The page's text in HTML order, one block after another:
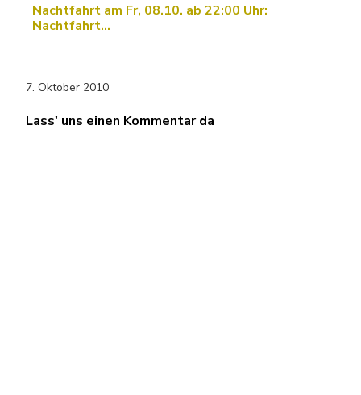
Nachtfahrt am Fr, 08.10. ab 22:00 Uhr:
Nachtfahrt…
7. Oktober 2010
Lass' uns einen Kommentar da